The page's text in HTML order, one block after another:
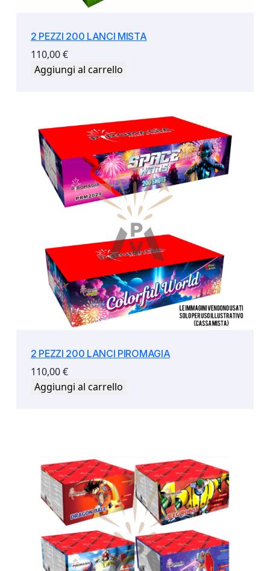
2 PEZZI 200 LANCI MISTA
110,00€
Aggiungi al carrello
2 PEZZI 200 LANCI PIROMAGIA
110,00€
Aggiungi al carrello